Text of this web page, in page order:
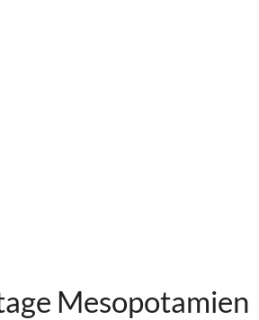
Mesopotamien